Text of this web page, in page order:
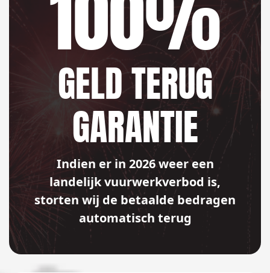
GELD TERUG
GARANTIE
Indien er in 2026 weer een
landelijk vuurwerkverbod is,
storten wij de betaalde bedragen
automatisch terug